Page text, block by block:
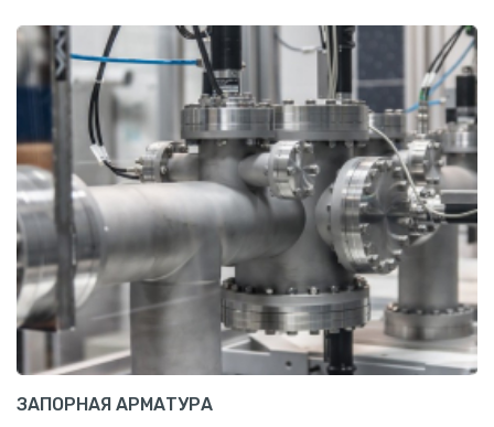
Шина электротехническая
Алюминиевая плита
Z профиль алюминиевый
Т профиль алюминиевый
Пруток квадратный алюминиевый
Полоса алюминиевая
Пруток шестигранный алюминиевый
ЗАПОРНАЯ АРМАТУРА